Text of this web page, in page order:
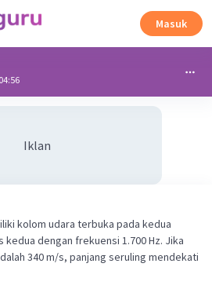
Masuk
Iklan
kolom udara terbuka pada kedua
kedua dengan frekuensi 1.700 Hz. Jika
340 m/s, panjang seruling mendekati